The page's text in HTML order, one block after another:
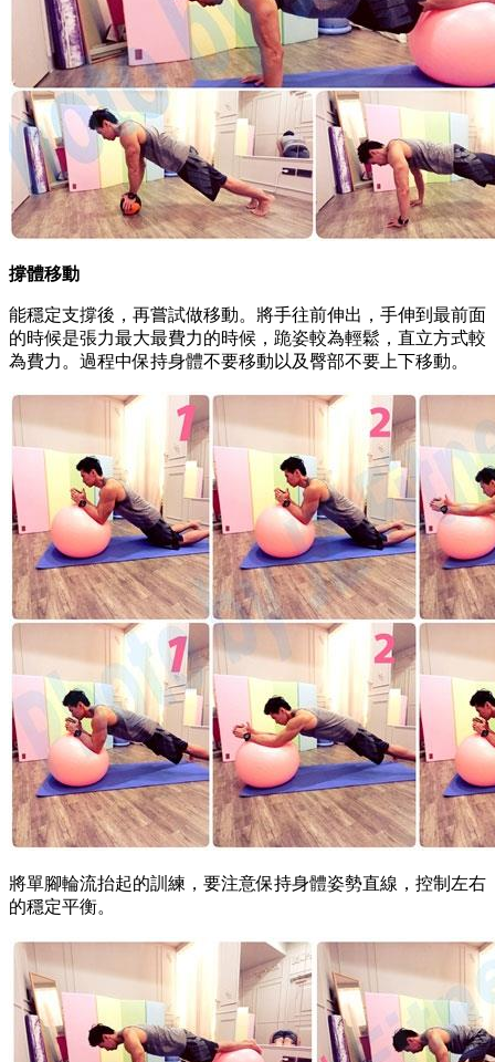
撐體移動
能穩定支撐後，再嘗試做移動。將手往前伸出，手伸到最前面
的時候是張力最大最費力的時候，跪姿較為輕鬆，直立方式較
為費力。過程中保持身體不要移動以及臀部不要上下移動。
將單腳輪流抬起的訓練，要注意保持身體姿勢直線，控制左右
的穩定平衡。